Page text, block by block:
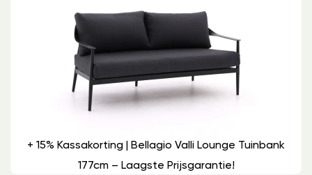
+ 15% Kassakorting | Bellagio Valli Lounge Tuinbank
177cm – Laagste Prijsgarantie!